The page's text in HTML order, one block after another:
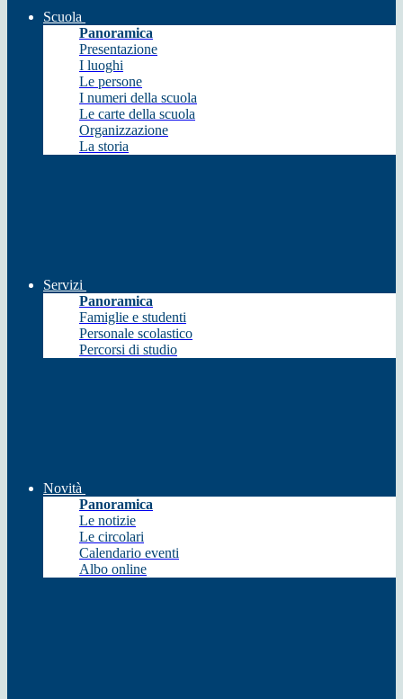
Scuola
Panoramica
Presentazione
I luoghi
Le persone
I numeri della scuola
Le carte della scuola
Organizzazione
La storia
Servizi
Panoramica
Famiglie e studenti
Personale scolastico
Percorsi di studio
Novità
Panoramica
Le notizie
Le circolari
Calendario eventi
Albo online